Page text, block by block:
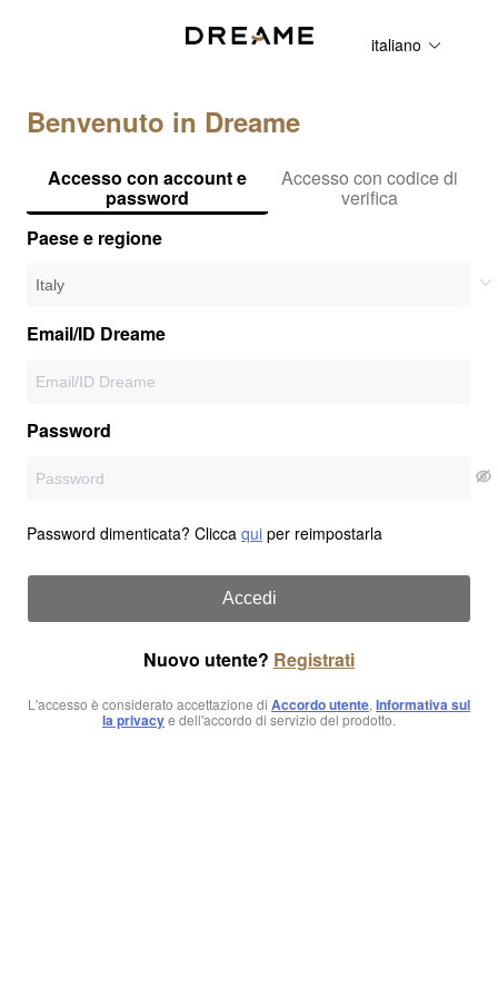
italiano
Benvenuto in Dreame
Accesso con account e
password
Accesso con codice di
verifica
Paese e regione
Email/ID Dreame
Password
Password dimenticata? Clicca qui per reimpostarla
Accedi
Nuovo utente? Registrati
L'accesso è considerato accettazione di Accordo utente, Informativa sul
la privacye dell'accordo di servizio del prodotto.